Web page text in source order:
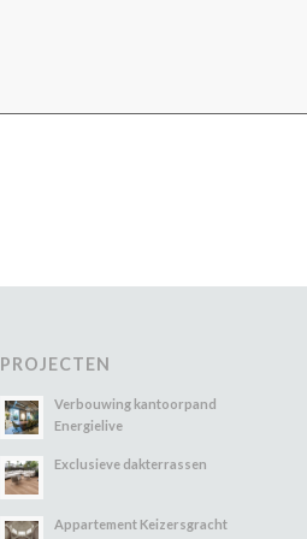
PROJECTEN
Verbouwing kantoorpand
Energielive
Exclusieve dakterrassen
Appartement Keizersgracht